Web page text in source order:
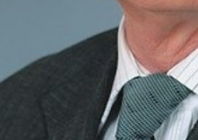
Ради, комітети та
Наукові центри МОН
Громадські організації